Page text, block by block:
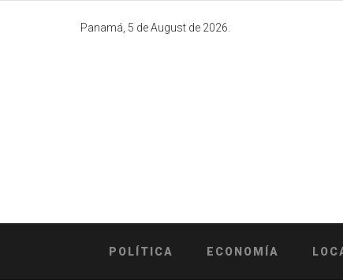
Panamá, 5 de August de 2026.
POLÍTICA ECONOMÍA